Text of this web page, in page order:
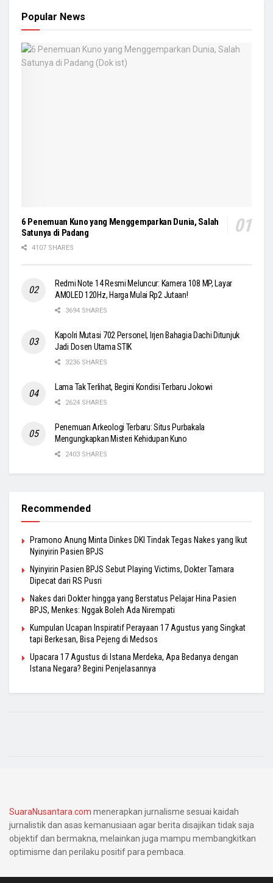
Popular News
6 Penemuan Kuno yang Menggemparkan Dunia, Salah
Satunya di Padang
4107 SHARES
Redmi Note 14 Resmi Meluncur: Kamera 108 MP, Layar
AMOLED 120Hz, Harga Mulai Rp2 Jutaan!
3694 SHARES
Kapolri Mutasi 702 Personel, Irjen Bahagia Dachi Ditunjuk
Jadi Dosen Utama STIK
3236 SHARES
Lama Tak Terlihat, Begini Kondisi Terbaru Jokowi
2624 SHARES
Penemuan Arkeologi Terbaru: Situs Purbakala
Mengungkapkan Misteri Kehidupan Kuno
2403 SHARES
Recommended
Pramono Anung Minta Dinkes DKI Tindak Tegas Nakes yang Ikut
Nyinyirin Pasien BPJS
Nyinyirin Pasien BPJS Sebut Playing Victims, Dokter Tamara
Dipecat dari RS Pusri
Nakes dari Dokter hingga yang Berstatus Pelajar Hina Pasien
BPJS, Menkes: Nggak Boleh Ada Nirempati
Kumpulan Ucapan Inspiratif Perayaan 17 Agustus yang Singkat
tapi Berkesan, Bisa Pejeng di Medsos
Upacara 17 Agustus di Istana Merdeka, Apa Bedanya dengan
Istana Negara? Begini Penjelasannya
SuaraNusantara.com menerapkan jurnalisme sesuai kaidah
jurnalistik dan asas kemanusiaan agar berita disajikan tidak saja
objektif dan bermakna, melainkan juga mampu membangkitkan
optimisme dan perilaku positif para pembaca.